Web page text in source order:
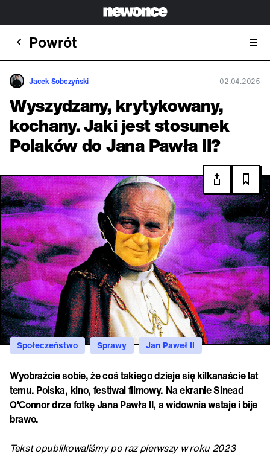
Powrót
Jacek Sobczyński 02.04.2025
Wyszydzany, krytykowany,
kochany. Jaki jest stosunek
Polaków do Jana Pawła II?
Społeczeństwo Sprawy Jan Paweł II
Wyobraźcie sobie, że coś takiego dzieje się kilkanaście lat
temu. Polska, kino, festiwal filmowy. Na ekranie Sinead
O'Connor drze fotkę Jana Pawła II, a widownia wstaje i bije
brawo.
Tekst opublikowaliśmy po raz pierwszy w roku 2023